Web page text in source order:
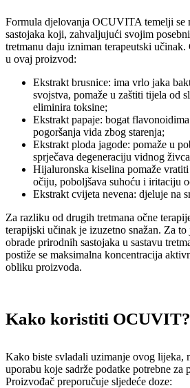
Formula djelovanja OCUVITA temelji se
sastojaka koji, zahvaljujući svojim
tretmanu daju izniman terapeutski
u ovaj proizvod:
Ekstrakt brusnice: ima vrlo jaka
svojstva, pomaže u zaštiti tijela od
eliminira toksine;
Ekstrakt papaje: bogat
pogoršanja vida zbog starenja;
Ekstrakt ploda jagode: pomaže u
sprječava degeneraciju vidnog
Hijaluronska kiselina pomaže
očiju, poboljšava suhoću i iritaciju
Ekstrakt cvijeta nevena: djeluje na
Za razliku od drugih tretmana očne
terapijski učinak je izuzetno snažan. Za to
obrade prirodnih sastojaka u sastavu
postiže se maksimalna koncentracija
obliku proizvoda.
Kako koristiti OCUVIT?
Kako biste svladali uzimanje ovog lijeka,
uporabu koje sadrže podatke potrebne
Proizvođač preporučuje sljedeće doze: